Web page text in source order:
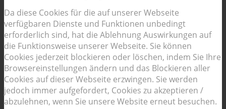
Da diese Cookies für die auf unserer Webseite
verfügbaren Dienste und Funktionen unbedingt
erforderlich sind, hat die Ablehnung Auswirkungen auf
die Funktionsweise unserer Webseite. Sie können
Cookies jederzeit blockieren oder löschen, indem Sie Ihre
Browsereinstellungen ändern und das Blockieren aller
Cookies auf dieser Webseite erzwingen. Sie werden
jedoch immer aufgefordert, Cookies zu akzeptieren /
abzulehnen, wenn Sie unsere Website erneut besuchen.